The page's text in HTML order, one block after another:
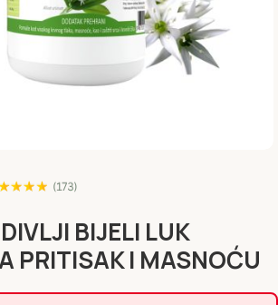
BIJELI LUK
PRITISAK I MASNOĆU